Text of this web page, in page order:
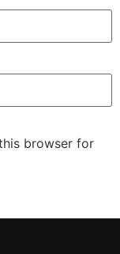
browser for